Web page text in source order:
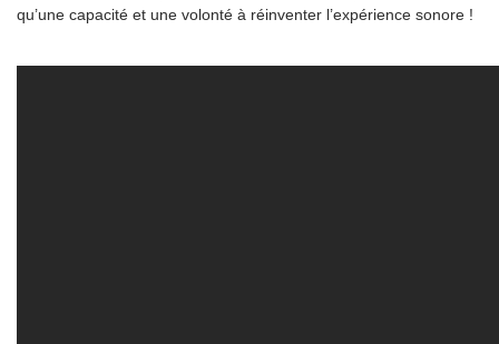
qu’une capacité et une volonté à réinventer l’expérience sonore !